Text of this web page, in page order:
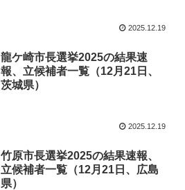
2025.12.19
龍ケ崎市長選挙2025の結果速
報、立候補者一覧（12月21日、
茨城県）
2025.12.19
竹原市長選挙2025の結果速報、
立候補者一覧（12月21日、広島
県）